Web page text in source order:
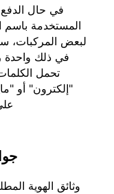
في حال
المستخدمة باسم
لبعض المركبات،
في ذلك واحدة
تحمل
"إلكترون" أو
وثائق الهوية